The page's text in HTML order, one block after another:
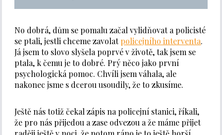
No dobrá, dům se pomalu začal vylidňovat a policisté
se ptali, jestli chceme zavolatpolicejního interventa.
Já jsem to slovo slyšela poprvé v životě, tak jsem se
ptala, k čemu je to dobré. Prý něco jako první
psychologická pomoc. Chvíli jsem váhala, ale
nakonec jsme s dcerou usoudily, že to zkusíme.
Ještě nás totiž čekal zápis na policejní stanici, říkali,
že pro nás přijedou a zase odvezou a že máme přijet